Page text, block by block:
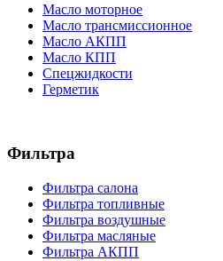
Масло моторное
Масло трансмиссионное
Масло АКПП
Масло КПП
Спецжидкости
Герметик
Фильтра
Фильтра салона
Фильтра топливные
Фильтра воздушные
Фильтра масляные
Фильтра АКПП